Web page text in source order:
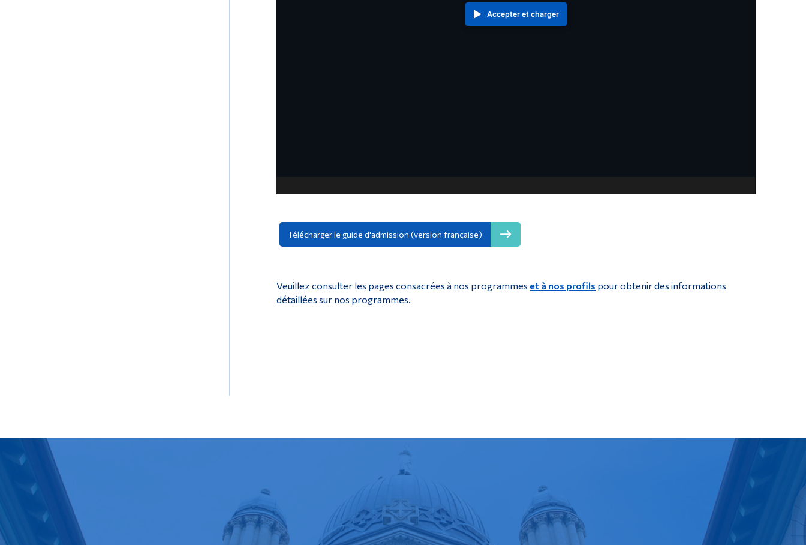
Accepter et charger
Télécharger le guide d'admission (version française)
Veuillez consulter les pages consacrées à nos programmes et à nos profils pour obtenir des informations
détaillées sur nos programmes.